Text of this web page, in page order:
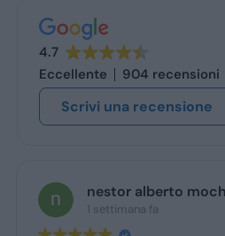
4.7
Eccellente
904 recensioni
Scrivi una recensione
nestor alberto
1 settimana fa